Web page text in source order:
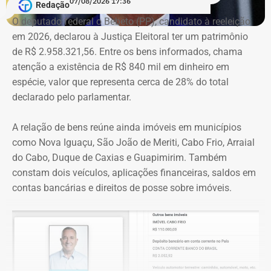
apresentar Crivella como responsável direto por obras,
serviços e programas públicos. Um exemplo disso,
segundo a Ação Popular, foram as publicações em que
Crivella aparece anunciando entregas de obras e
reformas de praças, além de mensagens em primeira
pessoa, como: “Estamos aqui recuperando os aparelhos
da praça”.
*Com informações do g1
Redação
O deputado federal o Bebeto (PP), candidato à reeleição
em 2026, declarou à Justiça Eleitoral ter um patrimônio
de R$ 2.958.321,56. Entre os bens informados, chama
atenção a existência de R$ 840 mil em dinheiro em
espécie, valor que representa cerca de 28% do total
declarado pelo parlamentar.
A relação de bens reúne ainda imóveis em municípios
como Nova Iguaçu, São João de Meriti, Cabo Frio, Arraial
do Cabo, Duque de Caxias e Guapimirim. Também
constam dois veículos, aplicações financeiras, saldos em
contas bancárias e direitos de posse sobre imóveis.